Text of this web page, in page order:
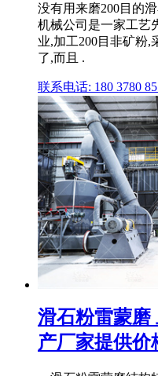
没有用来磨200目的
机械公司是一家工艺
业,加工200目非矿粉,
了,而且 .
联系电话: 180 3780
滑石粉雷蒙磨
产厂家提供价